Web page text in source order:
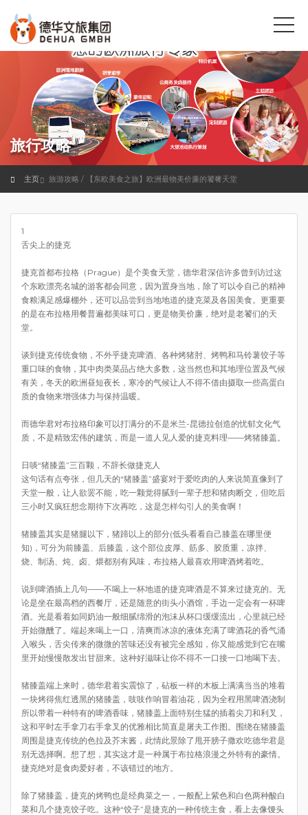
旅行攻略
主页 旅游攻略 / 【东欧美食之旅】欧洲最物美价廉的饕餮天堂
1
舌尖上的捷克
捷克首都布拉格（Prague）是个美食天堂，德华君深信许多曾到访过这
个东欧漂亮名城的游客都会同意，因为置身当地，除了可以令自己的精神
食粮满足感爆棚外，还可以品尝到当地地道的捷克菜及各国美食。更重要
的是在布拉格用餐普遍都美味可口，更是物美价廉，绝对是老饕们的天
堂。
谈到捷克传统食物，不外乎捷克啤酒、各种烤猪肘、烤鸭和马铃薯饺子等
重口味的食物，其中肉类菜品占绝大多数，这当然也和其地理位置及气候
有关，冬天的欧洲昼短夜长，寒冷的气候让人不得不借由摄取一些高蛋白
质的食物来增强体力与保持温暖。
而德华君对布拉格印象可以打满分的不是米兰-昆德拉创造的忧郁文化气
质，不是精致宏伟的建筑，而是一道人见人爱的捷克料理——烤猪膝盖。
日啖“猪膝盖”三百颗，不辞长做捷克人
这句话有点夸张，但几天的“猪膝盖”盛宴对于爱吃肉的人来说简直像到了
天堂一般，让人欲罢不能，吃一颗觉得腻到一辈子想和猪肉断交，但吃后
三小时又疯狂想念期待下次再吃，这是怎样勾引人的美食啊！
猪膝盖其实是猪腿以下，猪蹄以上的部分(低头看看自己膝盖在哪里便
知)，可分为前膝盖、后膝盖，这个部位皮厚、筋多、胶质重，凉拌、
烧、制汤、炖、卤、煨都别有风味，布拉格人最喜欢用啤酒烤着吃。
说到啤酒插上几句——不喝上一杯地道的捷克啤酒是不算来过捷克的。无
论是坐在最高档的西餐厅，还是随意的街头小酒馆，手边一定会有一杯啤
酒。光是看着如同奶油一般细腻绵滑的泡沫从杯口缓缓流出，心里就已经
开始微醺了。端起来喝上一口，清爽而冰凉的液体充满了啤酒花的香气涌
入喉头，舌尖传来的微微的苦味还没有被完全感知，你又能感觉到它在嘴
里开始慢慢散发出甘甜来。这种好滋味让你不得不一口接一口地喝下去。
猪膝盖端上来时，德华君着实震惊了，砧板一样的木板上满满当当的堆着
一块烤得焦红透黑的猪膝盖，吱吱作响冒着油花，因为全程用黑啤酒浇制
所以带着一种特有的啤酒香味，猪膝盖上面特别生猛的插着尖刀和利叉，
这和平时左手拿刀右手拿叉的优雅相比简直是屠夫工作图。围绕在猪膝盖
周围是捷克传统的色拉及芥末酱，此情此景除了甩开膀子撒欢吃德华君是
别无选择啊。想了想，其实这才是一种属于布拉格浪漫之外特有的豪情。
捷克绝对是食肉爱好者，不该错过的地方。
除了猪膝盖，捷克的烤鸭也是经典菜之一，一般配上紫色和白色两种酸白
菜和几个捷克饺子吃。这种“饺子”是捷克的一种传统主食，看上去像馒头